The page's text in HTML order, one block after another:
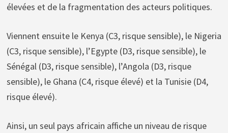
élevées et de la fragmentation des acteurs politiques.
Viennent ensuite le Kenya (C3, risque sensible), le Nigeria
(C3, risque sensible), l’Egypte (D3, risque sensible), le
Sénégal (D3, risque sensible), l’Angola (D3, risque
sensible), le Ghana (C4, risque élevé) et la Tunisie (D4,
risque élevé).
Ainsi, un seul pays africain affiche un niveau de risque